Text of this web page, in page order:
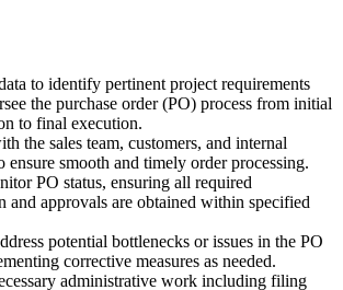
to identify pertinent project requirements
the purchase order (PO) process from initial
to final execution.
the sales team, customers, and internal
ensure smooth and timely order processing.
PO status, ensuring all required
and approvals are obtained within specified
potential bottlenecks or issues in the PO
corrective measures as needed.
administrative work including filing